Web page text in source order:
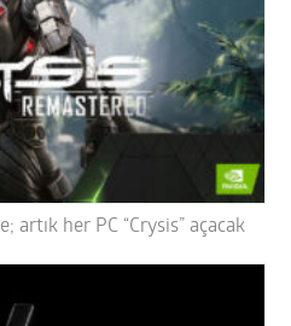
artık her PC “Crysis” açacak